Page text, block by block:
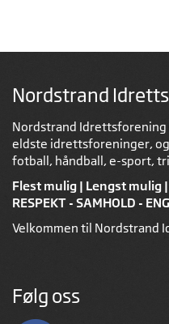
Nordstrand
Nordstrand Idrettsforening
eldste idrettsforeninger,
fotball, håndball, e-sport,
Flest mulig | Lengst mulig
RESPEKT - SAMHOLD -
Velkommen til Nordstrand
Følg oss